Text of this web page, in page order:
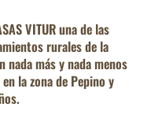
VITUR una de las
rurales de la
nada más y nada menos
la zona de Pepino y